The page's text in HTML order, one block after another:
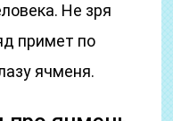
Не зря
примет по
ячменя.